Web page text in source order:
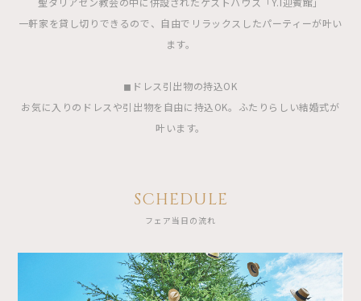
一軒家を貸し切りできるので、自由でリラックスしたパーティーが叶い
ます。
◼︎ドレス引出物の持込OK
お気に入りのドレスや引出物を自由に持込OK。ふたりらしい結婚式が
叶います。
SCHEDULE
フェア当日の流れ